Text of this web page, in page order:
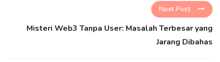
Next Post
Misteri Web3 Tanpa User: Masalah Terbesar yang
Jarang Dibahas